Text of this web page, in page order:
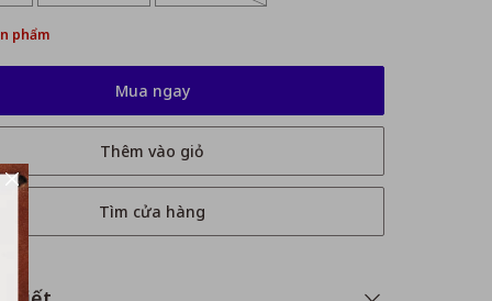
phẩm
Mua ngay
Thêm vào giỏ
Tìm cửa hàng